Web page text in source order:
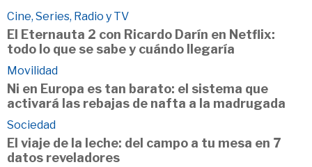
Cine, Series, Radio y TV
El Eternauta 2 con Ricardo Darín en Netflix:
todo lo que se sabe y cuándo llegaría
Movilidad
Ni en Europa es tan barato: el sistema que
activará las rebajas de nafta a la madrugada
Sociedad
El viaje de la leche: del campo a tu mesa en 7
datos reveladores